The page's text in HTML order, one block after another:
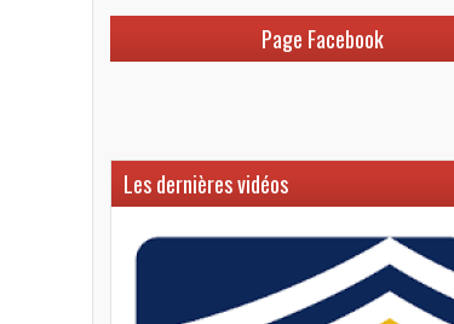
Page Facebook
Les dernières vidéos